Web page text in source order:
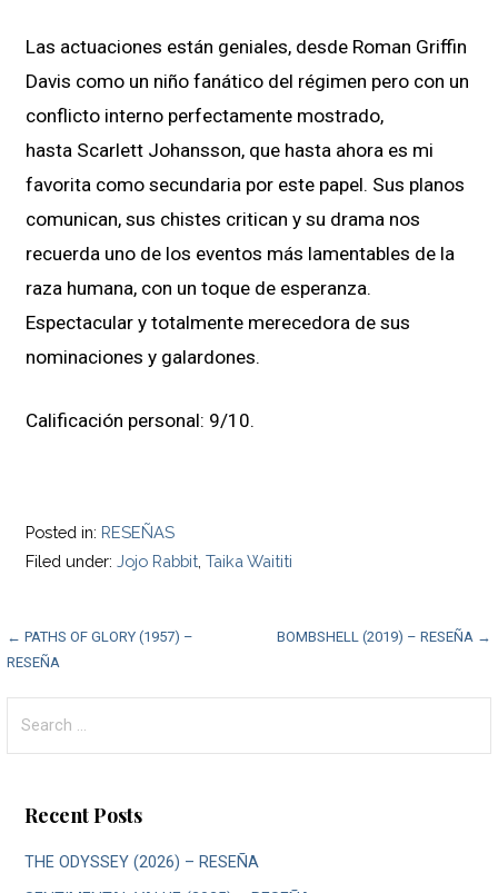
Las actuaciones están geniales, desde Roman Griffin
Davis como un niño fanático del régimen pero con un
conflicto interno perfectamente mostrado,
hasta Scarlett Johansson, que hasta ahora es mi
favorita como secundaria por este papel. Sus planos
comunican, sus chistes critican y su drama nos
recuerda uno de los eventos más lamentables de la
raza humana, con un toque de esperanza.
Espectacular y totalmente merecedora de sus
nominaciones y galardones.
Calificación personal: 9/10.
Posted in: RESEÑAS
Filed under:Jojo Rabbit ,Taika Waititi
Post
← PATHS OF GLORY (1957) –
RESEÑA
BOMBSHELL (2019) – RESEÑA →
for:
Recent Posts
THE ODYSSEY (2026) – RESEÑA